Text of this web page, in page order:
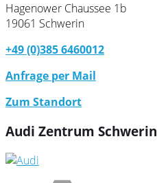
Hagenower Chaussee 1b
19061 Schwerin
+49 (0)385 6460012
Anfrage per Mail
Zum Standort
Audi Zentrum Schwerin